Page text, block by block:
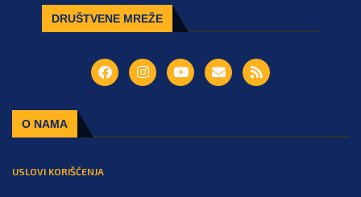
DRUŠTVENE MREŽE
O NAMA
USLOVI KORIŠĆENJA